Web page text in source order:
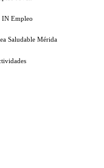
IN Empleo
Saludable Mérida